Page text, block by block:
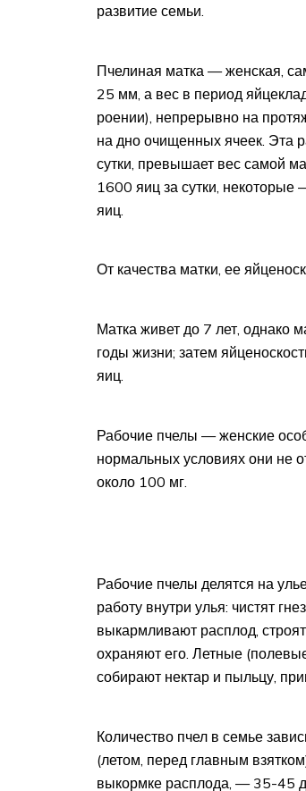
развитие семьи.
Пчелиная матка — женская,
25 мм, а вес в период
роении), непрерывно на
на дно очищенных ячеек. Эта
сутки, превышает вес самой
1600 яиц за сутки,
яиц.
От качества матки, ее
Матка живет до 7 лет, однако
годы жизни; затем
яиц.
Рабочие пчелы — женские
нормальных условиях они не
около 100 мг.
Рабочие пчелы делятся на
работу внутри улья: чистят
выкармливают расплод,
охраняют его. Летные
собирают нектар и пыльцу,
Количество пчел в семье
(летом, перед главным
выкормке расплода, — 35-45